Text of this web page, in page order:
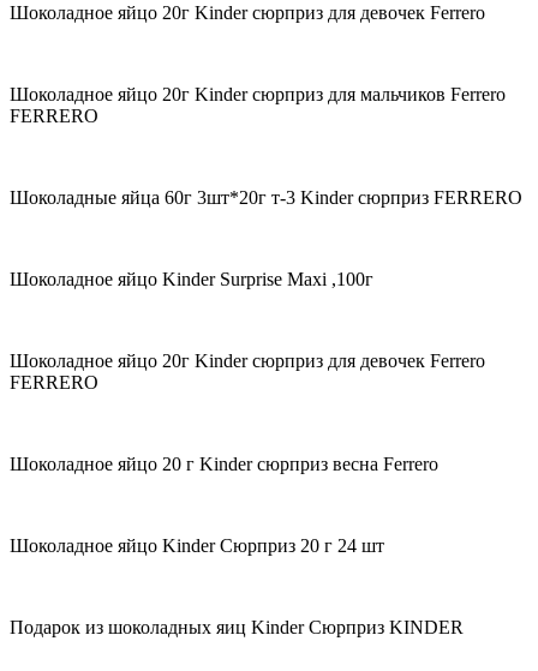
Шоколадное яйцо 20г Kinder сюрприз для девочек Ferrero
Шоколадное яйцо 20г Kinder сюрприз для мальчиков Ferrero
FERRERO
Шоколадные яйца 60г 3шт*20г т-3 Kinder сюрприз FERRERO
Шоколадное яйцо Kinder Surprise Maxi ,100г
Шоколадное яйцо 20г Kinder сюрприз для девочек Ferrero
FERRERO
Шоколадное яйцо 20 г Kinder сюрприз весна Ferrero
Шоколадное яйцо Kinder Сюрприз 20 г 24 шт
Подарок из шоколадных яиц Kinder Сюрприз KINDER